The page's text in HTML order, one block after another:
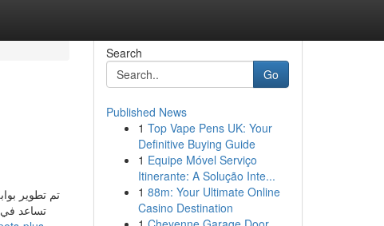
تم تطوير
تساعد في
Search
Go
Published News
1 Top Vape Pens UK: Your
Definitive Buying Guide
1 Equipe Móvel Serviço
Itinerante: A Solução Inte...
1 88m: Your Ultimate Online
Casino Destination